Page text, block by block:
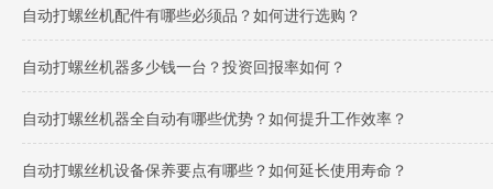
自动打螺丝机配件有哪些必须品？如何进行选购？
自动打螺丝机器多少钱一台？投资回报率如何？
自动打螺丝机器全自动有哪些优势？如何提升工作效率？
自动打螺丝机设备保养要点有哪些？如何延长使用寿命？